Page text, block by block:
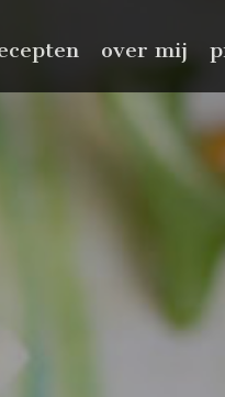
over mij